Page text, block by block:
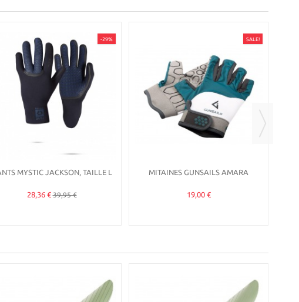
-29%
MYSTIC JACKSON, TAILLE L
28,36 €39,95 €
SALE!
MITAINES GUNSAILS AMARA
19,00 €